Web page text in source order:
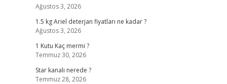
Ağustos 3, 2026
1.5 kg Ariel deterjan fiyatları ne kadar ?
Ağustos 3, 2026
1 Kutu Kaç mermi ?
Temmuz 30, 2026
Star kanalı nerede ?
Temmuz 28, 2026